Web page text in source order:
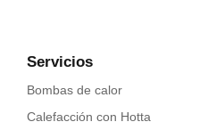
Servicios
Bombas de calor
Calefacción con Hotta